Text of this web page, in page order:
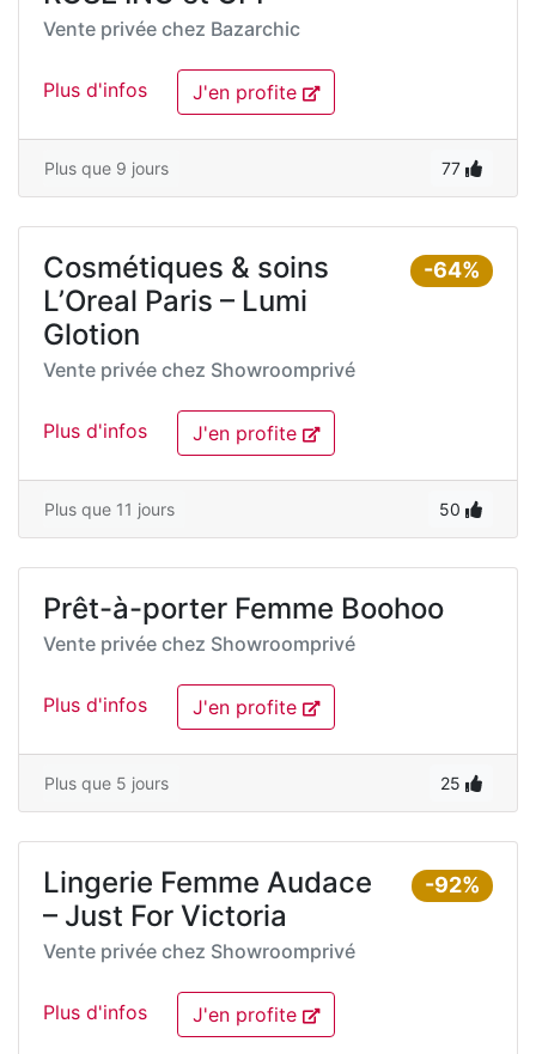
Vente privée chez Bazarchic
Plus d'infos J'en profite
Plus que 9 jours 77
-64%
Cosmétiques & soins
L’Oreal Paris – Lumi
Glotion
Vente privée chez Showroomprivé
Plus d'infos J'en profite
Plus que 11 jours 50
Prêt-à-porter Femme Boohoo
Vente privée chez Showroomprivé
Plus d'infos J'en profite
Plus que 5 jours 25
-92%
Lingerie Femme Audace
– Just For Victoria
Vente privée chez Showroomprivé
Plus d'infos J'en profite